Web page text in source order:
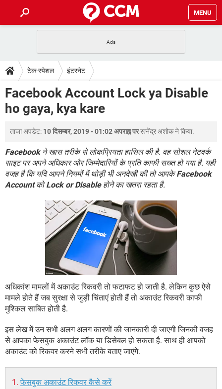
MENU
फोन पर अकाउंट बैलेंस चेक
WhatsApp Hack हो गया? Lucky Patcher यूज करें
टेक-स्पेशल
2020 के फ्री एंटीवायरस
बेस्ट फ्री ऑनलाइन गेम्स
डाउनलोड
Vidmate
FORUM
TikTok Account Freeze हो गया JioPhone में TikTok डाउनलोड
SBI बैंक अकाउंट नंबर पता करें
केबल और कनेक्टर्स कंप्यूटर बस
सीरियल और पैरलल पोर्ट
टेक-स्पेशल इंटरनेट
Facebook Account Lock ya Disable
ho gaya, kya kare
ताजा अपडेट: 10 दिसम्बर, 2019 - 01:02 अपराह्न पररत्नेंद्र अशोकने किया.
Facebookने खास तरीके से लोकप्रियता हासिल की है. वह सोशल नेटवर्क
साइट पर अपने अधिकार और जिम्मेदारियों के प्रति काफी सख्त हो गया है. यही
वजह है कि यदि आपने नियमों में थोड़ी भी अनदेखी की तो आपकेFacebook
AccountकोLock or Disableहोने का खतरा रहता है.
अधिकांश मामलों में अकाउंट रिकवरी तो फटाफट हो जाती है. लेकिन कुछ ऐसे
मामले होते हैं जब सुरक्षा से जुड़ी चिंताएं होती हैं तो अकाउंट रिकवरी काफी
मुश्किल साबित होती है.
इस लेख में उन सभी अलग अलग कारणों की जानकारी दी जाएगी जिनकी वजह
से आपका फेसबुक अकाउंट लॉक या डिसेबल हो सकता है. साथ ही आपको
अकाउंट को रिकवर करने सभी तरीके बताए जाएंगे.
फेसबुक अकाउंट रिकवर कैसे करें